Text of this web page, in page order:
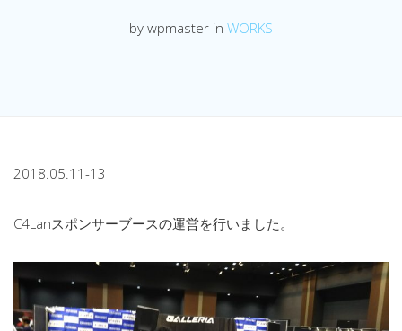
by wpmaster in WORKS
2018.05.11-13
C4Lanスポンサーブースの運営を行いました。